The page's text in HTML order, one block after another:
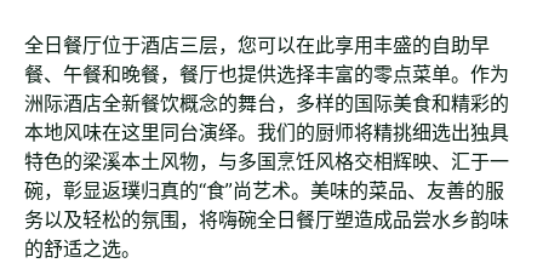
全日餐厅位于酒店三层，您可以在此享用丰盛的自助早
餐、午餐和晚餐，餐厅也提供选择丰富的零点菜单。作为
洲际酒店全新餐饮概念的舞台，多样的国际美食和精彩的
本地风味在这里同台演绎。我们的厨师将精挑细选出独具
特色的梁溪本土风物，与多国烹饪风格交相辉映、汇于一
碗，彰显返璞归真的“食”尚艺术。美味的菜品、友善的服
务以及轻松的氛围，将嗨碗全日餐厅塑造成品尝水乡韵味
的舒适之选。